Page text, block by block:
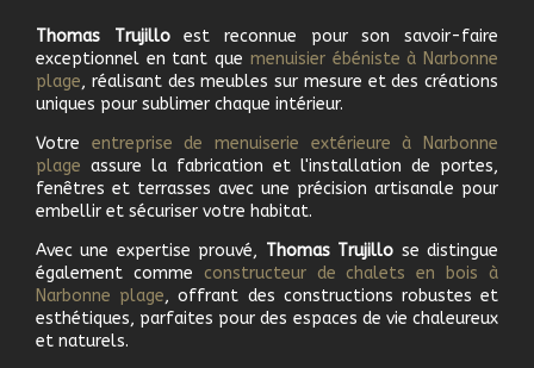
Thomas Trujilloest reconnue pour son savoir-faire
exceptionnel en tant que menuisier ébéniste à Narbonne
plage, réalisant des meubles sur mesure et des créations
uniques pour sublimer chaque intérieur.
Votre entreprise de menuiserie extérieure à
Narbonne
plage assure la fabrication et l'installation de portes,
fenêtres et terrasses avec une précision artisanale pour
embellir et sécuriser votre habitat.
Avec une expertise prouvé, Thomas Trujillo se distingue
également comme constructeur de chalets en bois à
Narbonne plage, offrant des constructions robustes et
esthétiques, parfaites pour des espaces de vie chaleureux
et naturels.